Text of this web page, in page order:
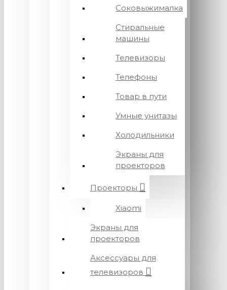
Соковыжималка
Стиральные
машины
Телевизоры
Телефоны
Товар в пути
Умные унитазы
Холодильники
Экраны для
проекторов
Проекторы
Xiaomi
Экраны для
проекторов
Аксессуары для
телевизоров